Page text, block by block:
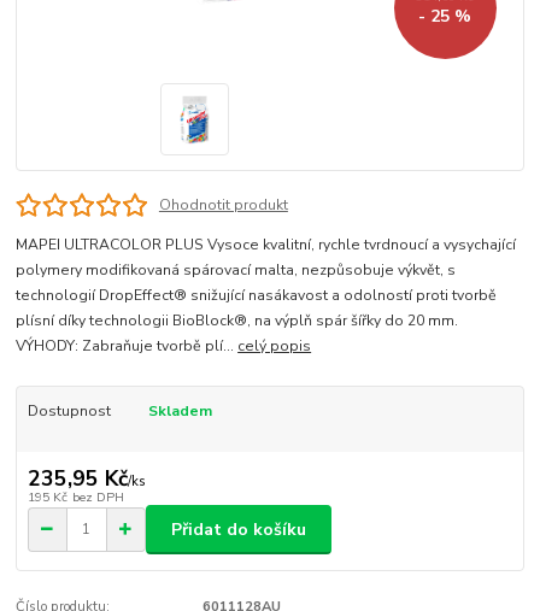
- 25 %
Ohodnotit produkt
MAPEI ULTRACOLOR PLUS Vysoce kvalitní, rychle tvrdnoucí a vysychající
polymery modifikovaná spárovací malta, nezpůsobuje výkvět, s
technologií DropEffect® snižující nasákavost a odolností proti tvorbě
plísní díky technologii BioBlock®, na výplň spár šířky do 20 mm.
VÝHODY: Zabraňuje tvorbě plí... celý popis
Dostupnost Skladem
235,95 Kč/ks
195 Kč bez DPH
Přidat do košíku
Číslo produktu:
6011128AU